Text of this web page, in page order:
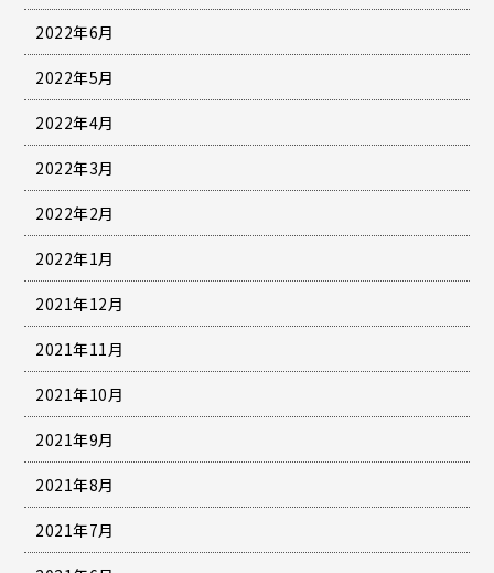
2022年6月
2022年5月
2022年4月
2022年3月
2022年2月
2022年1月
2021年12月
2021年11月
2021年10月
2021年9月
2021年8月
2021年7月